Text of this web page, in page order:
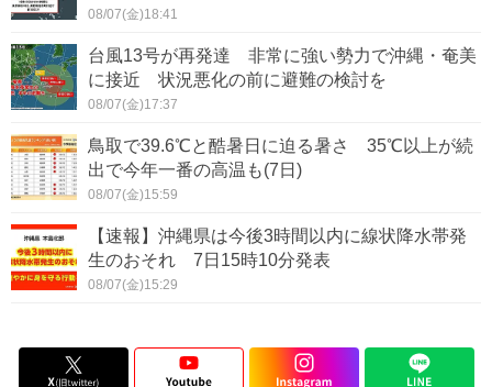
08/07(金)18:41
台風13号が再発達 非常に強い勢力で沖縄・奄美
に接近 状況悪化の前に避難の検討を
08/07(金)17:37
鳥取で39.6℃と酷暑日に迫る暑さ 35℃以上が続
出で今年一番の高温も(7日)
08/07(金)15:59
【速報】沖縄県は今後3時間以内に線状降水帯発
生のおそれ 7日15時10分発表
08/07(金)15:29